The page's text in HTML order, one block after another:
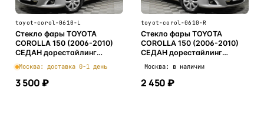
toyot-corol-0610-L
Стекло фары TOYOTA
COROLLA 150 (2006-2010)
СЕДАН дорестайлинг
(левое)
Москва: доставка 0-1 день
3 500 ₽
toyot-corol-0610-R
Стекло фары TOYOTA
COROLLA 150 (2006-2010)
СЕДАН дорестайлинг
Москва: в наличии
2 450 ₽